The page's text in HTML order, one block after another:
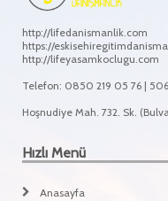
http://lifedanismanlik.com
https://
http://lifeyasamkoclugu.com
Telefon: 0850 219 05 76 | 506
Hoşnudiye Mah. 732. Sk.
Hızlı Menü
Anasayfa